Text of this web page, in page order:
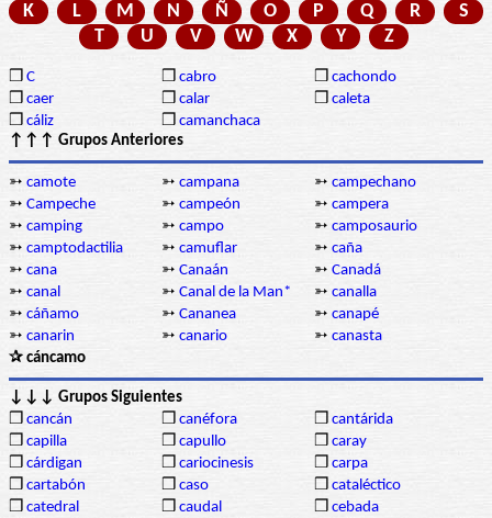
K
L M N Ñ O P Q R
S
T
U V W X Y Z
❒ C ❒ cabro ❒ cachondo
❒ caer ❒ calar ❒ caleta
❒ cáliz ❒ camanchaca
↑↑↑ Grupos Anteriores
➳ camote ➳ campana ➳ campechano
➳ Campeche ➳ campeón ➳ campera
➳ camping ➳ campo ➳ camposaurio
➳ camptodactilia ➳ camuflar ➳ caña
➳ cana ➳ Canaán ➳ Canadá
➳ canal ➳ Canal de la Man* ➳ canalla
➳ cáñamo ➳ Cananea ➳ canapé
➳ canarin ➳ canario ➳ canasta
✰ cáncamo
↓↓↓ Grupos Siguientes
❒ cancán ❒ canéfora ❒ cantárida
❒ capilla ❒ capullo ❒ caray
❒ cárdigan ❒ cariocinesis ❒ carpa
❒ cartabón ❒ caso ❒ cataléctico
❒ catedral ❒ caudal ❒ cebada